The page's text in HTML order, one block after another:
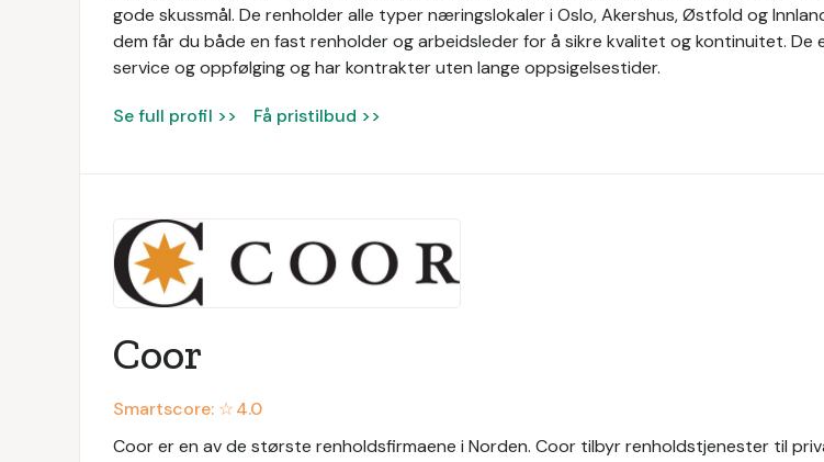
gode skussmål. De renholder alle typer næringslokaler i Oslo, Akershus, Østfold og
dem får du både en fast renholder og arbeidsleder for å sikre kvalitet og kontinuitet. De
service og oppfølging og har kontrakter uten lange oppsigelsestider.
Se full profil >> Få pristilbud >>
Coor
Smartscore: ☆4.0
Coor er en av de største renholdsfirmaene i Norden. Coor tilbyr renholdstjenester til